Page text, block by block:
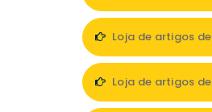
Loja de artigos
Loja de artigos